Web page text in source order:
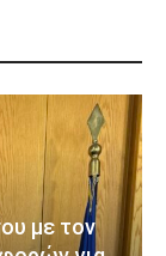
με τον